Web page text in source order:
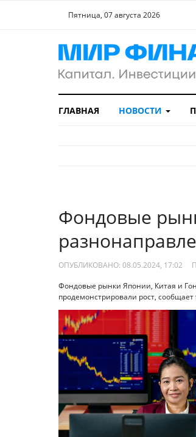
Пятница, 07 августа 2026
ГЛАВНАЯ НОВОСТИ
Фондовые
ОПУБЛИКОВАНО: 08.05.2024, 17:02
Фондовые рынки Японии, Китая и
продемонстрировали рост,